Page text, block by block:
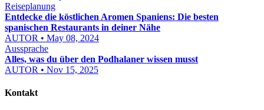
Reiseplanung
Entdecke die köstlichen Aromen Spaniens: Die besten
spanischen Restaurants in deiner Nähe
AUTOR • May 08, 2024
Aussprache
Alles, was du über den Podhalaner wissen musst
AUTOR • Nov 15, 2025
Kontakt